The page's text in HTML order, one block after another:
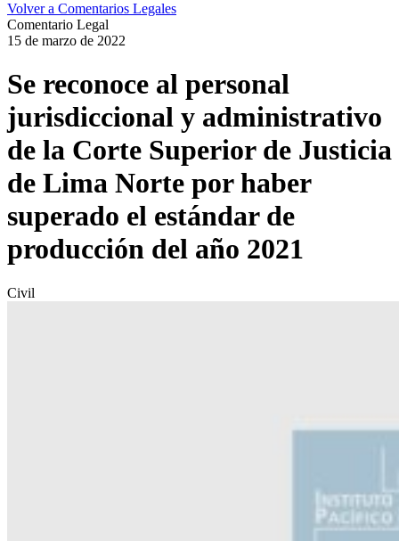
Volver a Comentarios Legales
Comentario Legal
15 de marzo de 2022
Se reconoce al personal
jurisdiccional y administrativo
de la Corte Superior de Justicia
de Lima Norte por haber
superado el estándar de
producción del año 2021
Civil